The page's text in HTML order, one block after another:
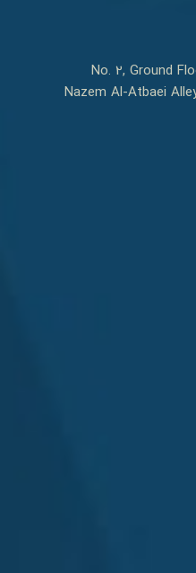
No. 2, Ground
Nazem Al-Atbaei